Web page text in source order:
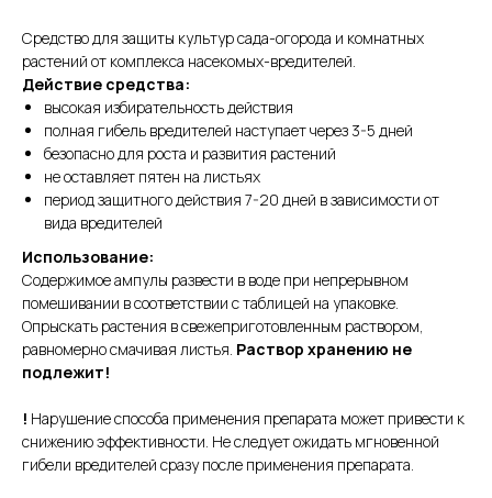
Средство для защиты культур сада-огорода и комнатных
растений от комплекса насекомых-вредителей.
Действие средства:
высокая избирательность действия
полная гибель вредителей наступает через 3-5 дней
безопасно для роста и развития растений
не оставляет пятен на листьях
период защитного действия 7-20 дней в зависимости от
вида вредителей
Использование:
Содержимое ампулы развести в воде при непрерывном
помешивании в соответствии с таблицей на упаковке.
Опрыскать растения в свежеприготовленным раствором,
равномерно смачивая листья. Раствор хранению не
подлежит!
! Нарушение способа применения препарата может привести к
снижению эффективности. Не следует ожидать мгновенной
гибели вредителей сразу после применения препарата.